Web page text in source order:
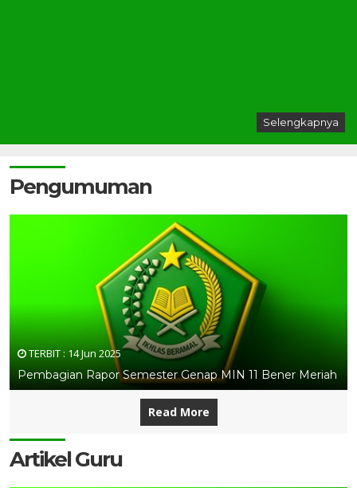
Selengkapnya
Pengumuman
TERBIT : 14 Jun 2025
Pembagian Rapor Semester Genap MIN 11 Bener Meriah
Read More
Artikel Guru